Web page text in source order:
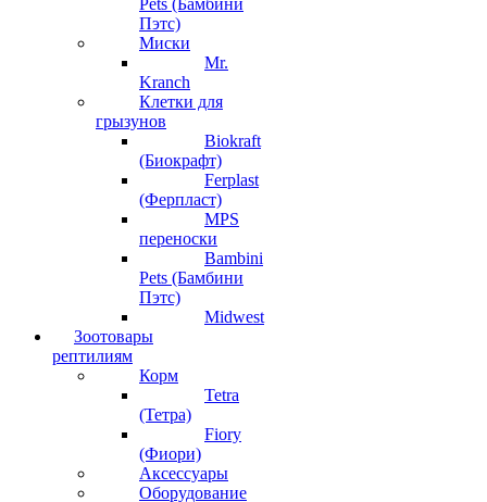
Pets (Бамбини
Пэтс)
Миски
Mr.
Kranch
Клетки для
грызунов
Biokraft
(Биокрафт)
Ferplast
(Ферпласт)
MPS
переноски
Bambini
Pets (Бамбини
Пэтс)
Midwest
Зоотовары
рептилиям
Корм
Tetra
(Тетра)
Fiory
(Фиори)
Аксессуары
Оборудование